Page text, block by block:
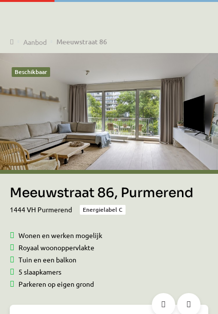
HomeAanbod Meeuwstraat 86
Beschikbaar
Meeuwstraat 86, Purmerend
1444 VH Purmerend Energielabel C
Wonen en werken mogelijk
Royaal woonoppervlakte
Tuin en een balkon
5 slaapkamers
Parkeren op eigen grond